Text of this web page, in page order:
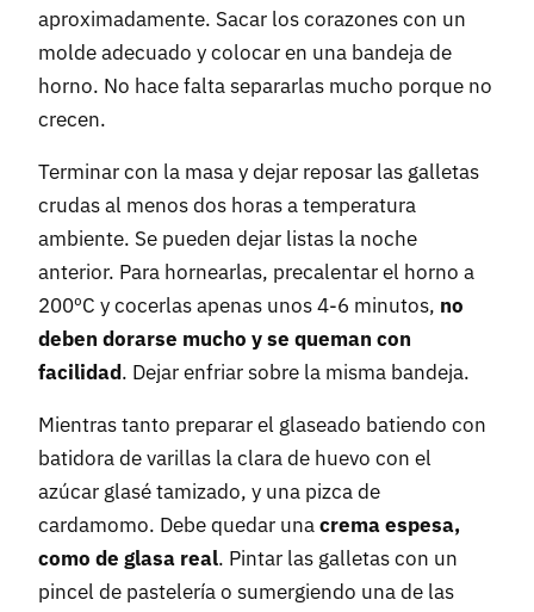
aproximadamente. Sacar los corazones con un
molde adecuado y colocar en una bandeja de
horno. No hace falta separarlas mucho porque no
crecen.
Terminar con la masa y dejar reposar las galletas
crudas al menos dos horas a temperatura
ambiente. Se pueden dejar listas la noche
anterior. Para hornearlas, precalentar el horno a
200ºC y cocerlas apenas unos 4-6 minutos, no
deben dorarse mucho y se queman con
facilidad. Dejar enfriar sobre la misma bandeja.
Mientras tanto preparar el glaseado batiendo con
batidora de varillas la clara de huevo con el
azúcar glasé tamizado, y una pizca de
cardamomo. Debe quedar unacrema espesa,
como de glasa real. Pintar las galletas con un
pincel de pastelería o sumergiendo una de las